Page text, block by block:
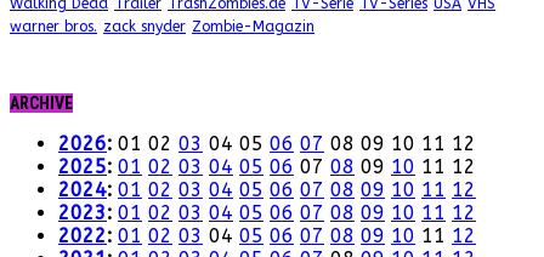
Walking Dead Trailer TrashZombies.de TV-Serie TV-Series USA VHS
warner bros. zack snyder Zombie-Magazin
ARCHIVE
2026: 01 02 03 04 05 06 07 08 09 10 11 12
2025: 01 02 03 04 05 06 07 08 09 10 11 12
2024: 01 02 03 04 05 06 07 08 09 10 11 12
2023: 01 02 03 04 05 06 07 08 09 10 11 12
2022: 01 02 03 04 05 06 07 08 09 10 11 12